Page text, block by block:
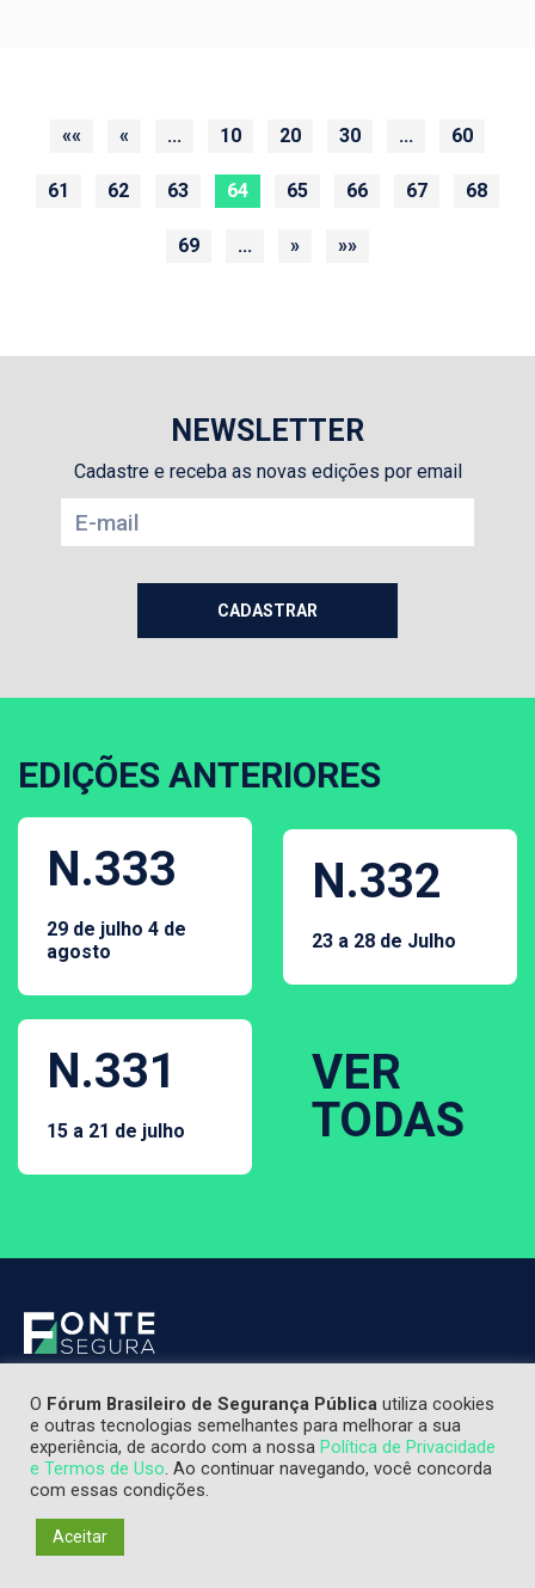
«« « ... 10 20 30 ... 60
61 62 63 64 65 66 67 68
69 ... » »»
NEWSLETTER
Cadastre e receba as novas edições por email
EDIÇÕES ANTERIORES
N.333
29 de julho 4 de
agosto
N.332
23 a 28 de Julho
N.331
15 a 21 de julho
VER
TODAS
Os textos publicados não refletem, necessariamente, a opinião
O Fórum Brasileiro de Segurança Pública utiliza cookies
e outras tecnologias semelhantes para melhorar a sua
experiência, de acordo com a nossa Política de Privacidade
e Termos de Uso. Ao continuar navegando, você concorda
com essas condições.
Aceitar